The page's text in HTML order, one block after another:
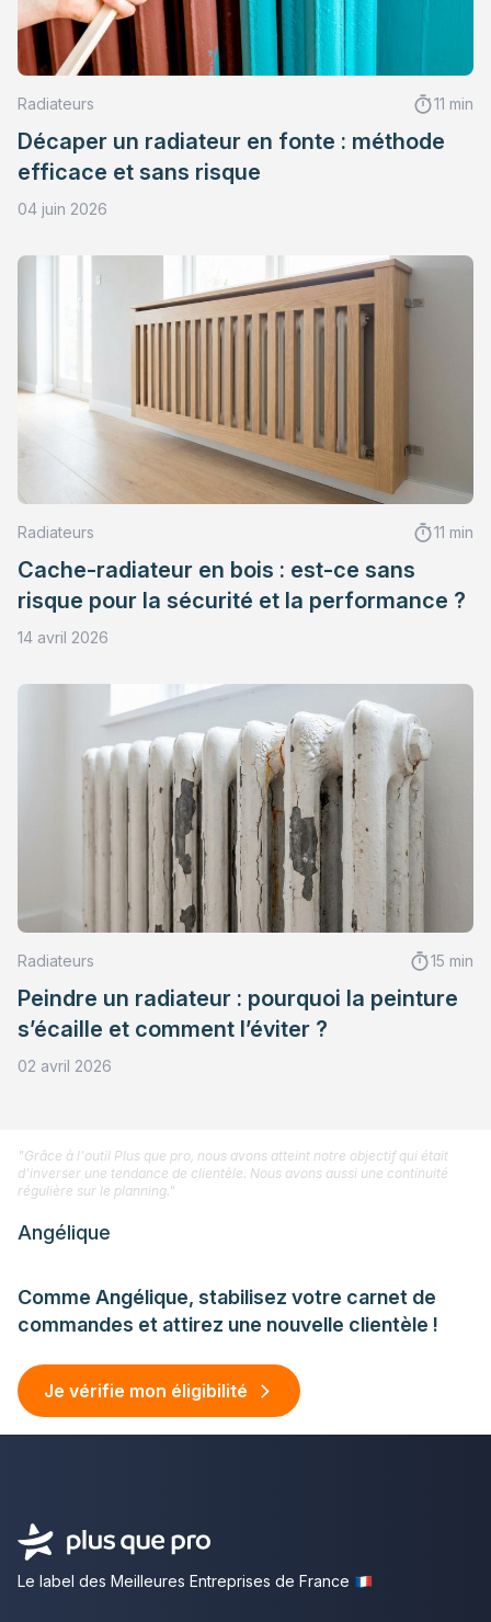
Radiateurs 11 min
Décaper un radiateur en fonte : méthode
efficace et sans risque
04 juin 2026
Radiateurs 11 min
Cache-radiateur en bois : est-ce sans
risque pour la sécurité et la performance ?
14 avril 2026
Radiateurs 15 min
Peindre un radiateur : pourquoi la peinture
s’écaille et comment l’éviter ?
02 avril 2026
Comme Angélique, stabilisez votre carnet de
commandes et attirez une nouvelle clientèle !
Je vérifie mon éligibilité
"Grâce à l'outil Plus que pro, nous avons atteint notre objectif qui était
d'inverser une tendance de clientèle. Nous avons aussi une continuité
régulière sur le planning."
Angélique
Le label des Meilleures Entreprises de France